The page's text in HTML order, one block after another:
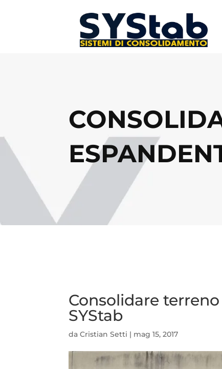
Consolidare
SYStab
daCristian Setti | mag 15, 2017